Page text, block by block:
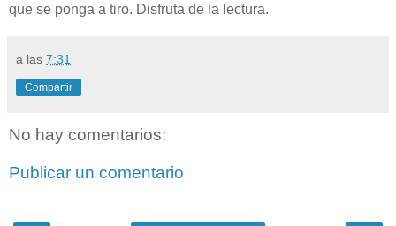
que se ponga a tiro. Disfruta de la lectura.
a las 7:31
Compartir
No hay comentarios:
Publicar un comentario